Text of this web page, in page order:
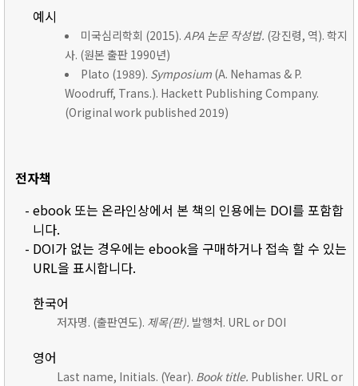
예시
미국심리학회 (2015). APA 논문 작성법. (강진령, 역). 학지
사. (원본 출판 1990년)
Plato (1989). Symposium (A. Nehamas & P.
Woodruff, Trans.). Hackett Publishing Company.
(Original work published 2019)
전자책
- ebook 또는 온라인상에서 본 책의 인용에는 DOI를 포함합
니다.
- DOI가 없는 경우에는 ebook을 구매하거나 접속 할 수 있는
URL을 표시합니다.
한국어
저자명. (출판연도). 제목(판). 발행처. URL or DOI
영어
Last name, Initials. (Year). Book title. Publisher. URL or